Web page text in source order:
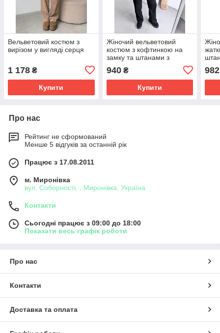
Вельветовий костюм з
вирізом у вигляді серця
1 178 ₴
Купити
Жіночий вельветовий
костюм з кофтинкою на
замку та штанами з
940₴
Купити
982
Про нас
Рейтинг не сформований
Менше 5 відгуків за останній рік
Працює з 17.08.2011
м. Миронівка
вул. Соборності, , Миронівка, Україна
Контакти
Сьогодні працює з 09:00 до 18:00
Показати весь графік роботи
Про нас
Контакти
Доставка та оплата